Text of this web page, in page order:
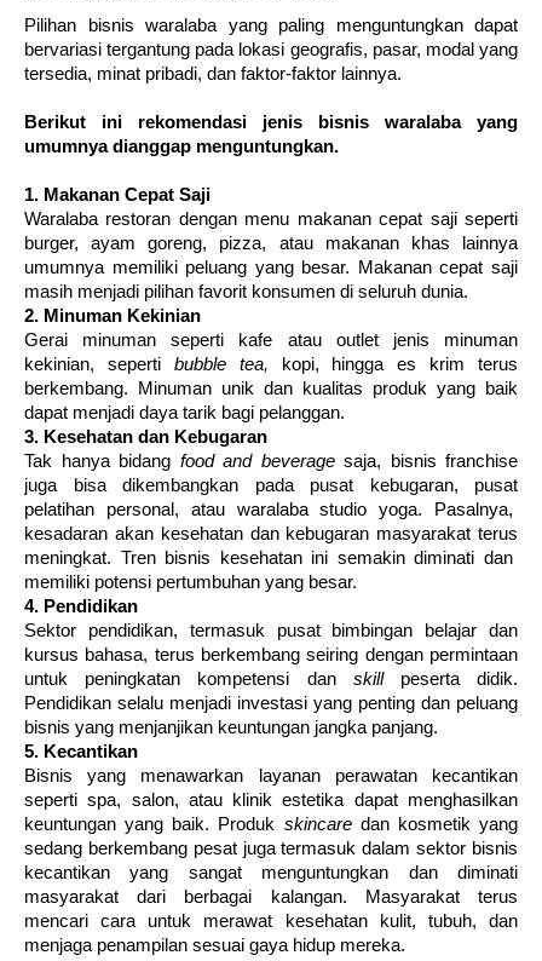
Pilihan bisnis waralaba yang paling menguntungkan dapat
bervariasi tergantung pada lokasi geografis, pasar, modal yang
tersedia, minat pribadi, dan faktor-faktor lainnya.
Berikut ini rekomendasi jenis bisnis waralaba yang
umumnya dianggap menguntungkan.
1. Makanan Cepat Saji
Waralaba restoran dengan menu makanan cepat saji seperti
burger, ayam goreng, pizza, atau makanan khas lainnya
umumnya memiliki peluang yang besar. Makanan cepat saji
masih menjadi pilihan favorit konsumen di seluruh dunia.
2. Minuman Kekinian
Gerai minuman seperti kafe atau outlet jenis minuman
kekinian, sepertibubble tea, kopi, hingga es krim terus
berkembang. Minuman unik dan kualitas produk yang baik
dapat menjadi daya tarik bagi pelanggan.
3. Kesehatan dan Kebugaran
Tak hanya bidang food and beverage saja, bisnis franchise
juga bisa dikembangkan pada pusat kebugaran, pusat
pelatihan personal, atau waralaba studio yoga. Pasalnya,
kesadaran akan kesehatan dan kebugaran masyarakat terus
meningkat. Tren bisnis kesehatan ini semakin diminati dan
memiliki potensi pertumbuhan yang besar.
4. Pendidikan
Sektor pendidikan, termasuk pusat bimbingan belajar dan
kursus bahasa, terus berkembang seiring dengan permintaan
untuk peningkatan kompetensi dan skillpeserta didik.
Pendidikan selalu menjadi investasi yang penting dan peluang
bisnis yang menjanjikan keuntungan jangka panjang.
5. Kecantikan
Bisnis yang menawarkan layanan perawatan kecantikan
seperti spa, salon, atau klinik estetika dapat menghasilkan
keuntungan yang baik. Produk skincaredan kosmetik yang
sedang berkembang pesat juga termasuk dalam sektor bisnis
kecantikan yang sangat menguntungkan dan diminati
masyarakat dari berbagai kalangan. Masyarakat terus
mencari cara untuk merawat kesehatan kulit, tubuh, dan
menjaga penampilan sesuai gaya hidup mereka.